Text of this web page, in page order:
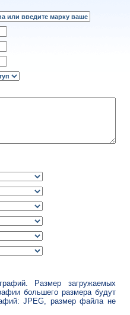
Размер загружаемых
большего размера будут
JPEG, размер файла не